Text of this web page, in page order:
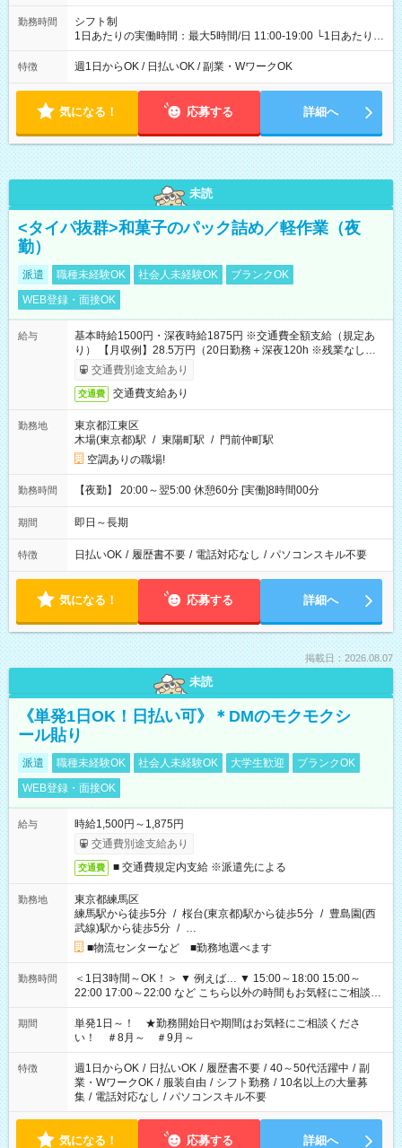
勤務時間
シフト制
1日あたりの実働時間：最大5時間/日 11:00-19:00 └1日あたりの
実働時間：1-5時間 └上記の時間帯内であれば、いつでも勤務可
能！ └平日・土曜日の中で、お好きな曜日でご勤務いただけま
18:00 などのように、自由な働き方が可能なお仕事です！
特徴 週1日からOK / 日払いOK / 副業・WワークOK
気になる！ 応募する 詳細へ
未読
<タイパ抜群>和菓子のパック詰め／軽作業（夜
勤）
派遣 職種未経験OK 社会人未経験OK
ブランクOK
WEB登録・面接OK
給与
基本時給1500円・深夜時給1875円 ※交通費全額支給（規定あ
り） 【月収例】28.5万円（20日勤務＋深夜120h ※残業なしの場
合）交通費別途支給あり
交通費 交通費支給あり
勤務地
東京都江東区
木場(東京都)駅 / 東陽町駅 / 門前仲町駅
空調ありの職場!
勤務時間 【夜勤】 20:00～翌5:00 休憩60分 [実働]8時間00分
期間 即日～長期
特徴 日払いOK / 履歴書不要 / 電話対応なし / パソコンスキル不要
気になる！ 応募する 詳細へ
掲載日：2026.08.07
未読
《単発1日OK！日払い可》＊DMのモクモクシ
ール貼り
派遣 職種未経験OK 社会人未経験OK 大学生歓迎
ブランクOK
WEB登録・面接OK
給与
時給1,500円～1,875円
交通費別途支給あり
交通費 ■ 交通費規定内支給 ※派遣先による
勤務地
東京都練馬区
練馬駅から徒歩5分 / 桜台(東京都)駅から徒歩5分 / 豊島園(西
武線)駅から徒歩5分 / …
■物流センターなど ■勤務地選べます
勤務時間
＜1日3時間～OK！＞ ▼ 例えば… ▼ 15:00～18:00 15:00～
22:00 17:00～22:00 など こちら以外の時間もお気軽にご相談く
ださい！
期間
単発1日～！ ★勤務開始日や期間はお気軽にご相談くださ
い！ ＃8月～ ＃9月～
特徴 週1日からOK / 日払いOK / 履歴書不要 / 40～50代活躍中 / 副
業・WワークOK / 服装自由 / シフト勤務 / 10名以上の大量募
集 / 電話対応なし / パソコンスキル不要
気になる！ 応募する 詳細へ